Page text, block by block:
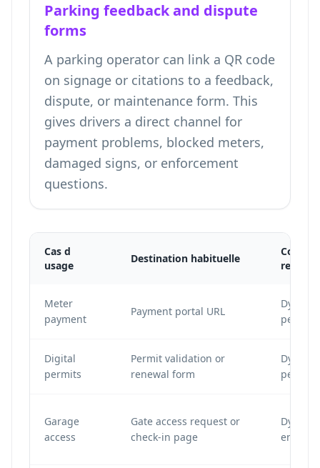
Parking feedback and dispute
forms
A parking operator can link a QR code
on signage or citations to a feedback,
dispute, or maintenance form. This
gives drivers a direct channel for
payment problems, blocked meters,
damaged signs, or enforcement
questions.
Cas d
usage
Destination habituelle
Meter
payment
Payment portal URL
per
Digital
permits
Permit validation or
renewal form
per
Garage
access
Gate access request or
check-in page
entry